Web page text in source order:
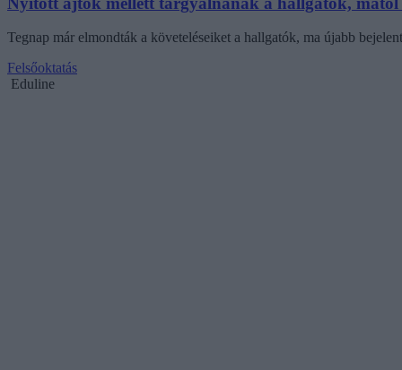
Tegnap már elmondták a követeléseiket a hallgatók, ma újabb
Felsőoktatás
Eduline